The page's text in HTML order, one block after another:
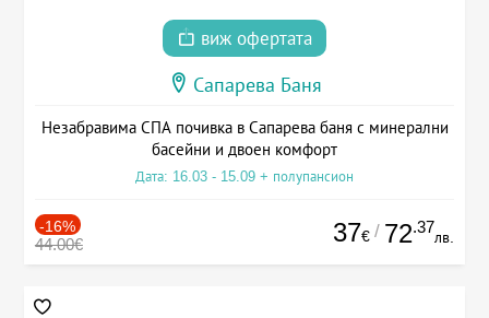
виж офертата
Сапарева Баня
Незабравима СПА почивка в Сапарева баня с минерални
басейни и двоен комфорт
Дата: 16.03 - 15.09 + полупансион
-16%
44.00€ 37€ / 72.37
лв.